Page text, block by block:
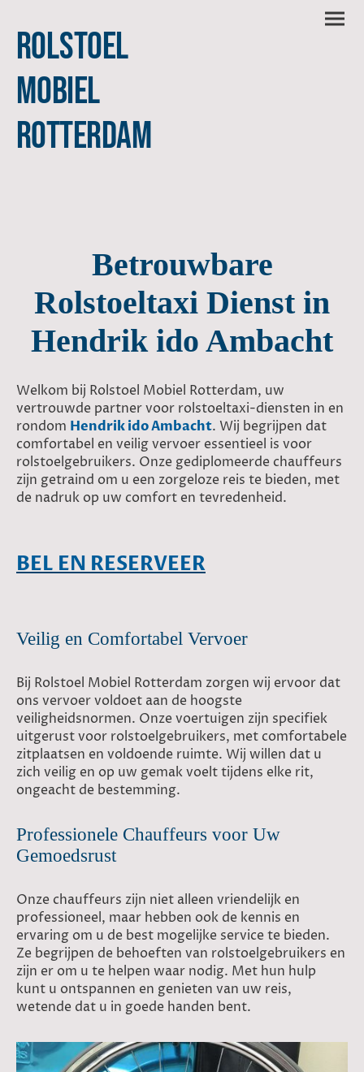
Rolstoel
Mobiel
Rotterdam
Betrouwbare
Rolstoeltaxi Dienst in
Hendrik ido Ambacht
Welkom bij Rolstoel Mobiel Rotterdam, uw
vertrouwde partner voor rolstoeltaxi-diensten in en
rondom Hendrik ido Ambacht. Wij begrijpen dat
comfortabel en veilig vervoer essentieel is voor
rolstoelgebruikers. Onze gediplomeerde chauffeurs
zijn getraind om u een zorgeloze reis te bieden, met
de nadruk op uw comfort en tevredenheid.
BEL EN RESERVEER
Veilig en Comfortabel Vervoer
Bij Rolstoel Mobiel Rotterdam zorgen wij ervoor dat
ons vervoer voldoet aan de hoogste
veiligheidsnormen. Onze voertuigen zijn specifiek
uitgerust voor rolstoelgebruikers, met comfortabele
zitplaatsen en voldoende ruimte. Wij willen dat u
zich veilig en op uw gemak voelt tijdens elke rit,
ongeacht de bestemming.
Professionele Chauffeurs voor Uw
Gemoedsrust
Onze chauffeurs zijn niet alleen vriendelijk en
professioneel, maar hebben ook de kennis en
ervaring om u de best mogelijke service te bieden.
Ze begrijpen de behoeften van rolstoelgebruikers en
zijn er om u te helpen waar nodig. Met hun hulp
kunt u ontspannen en genieten van uw reis,
wetende dat u in goede handen bent.